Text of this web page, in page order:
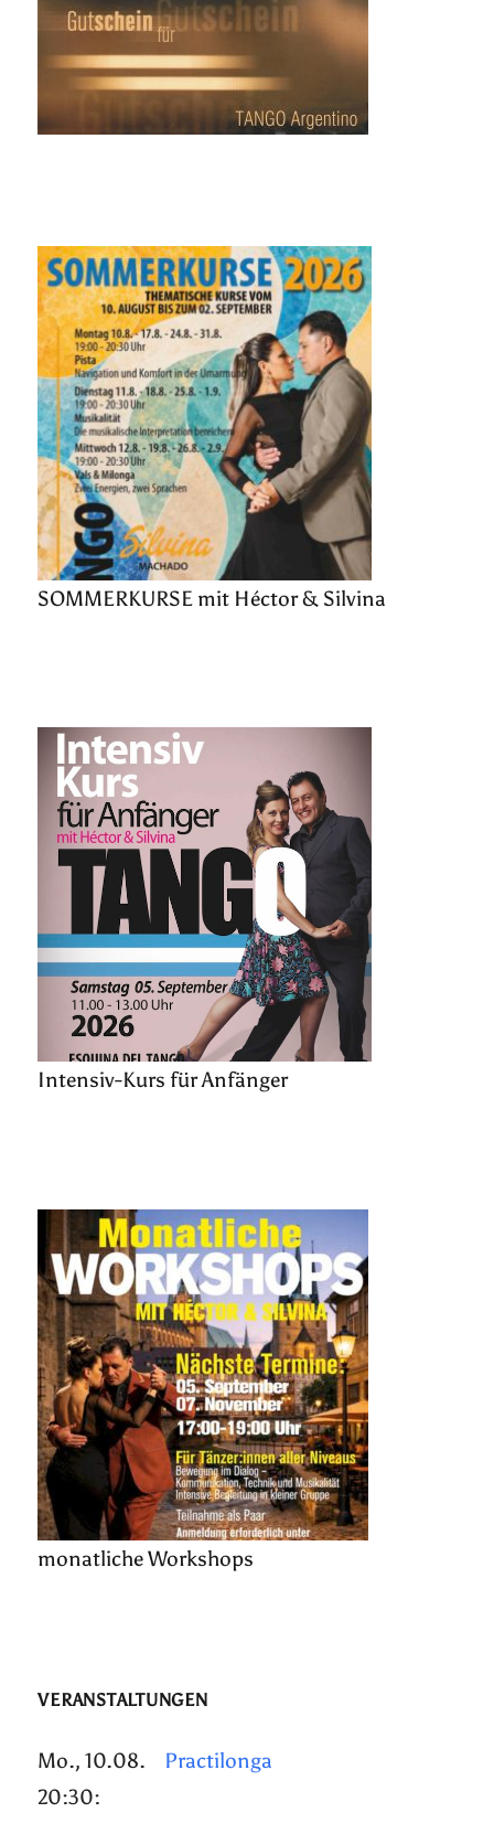
SOMMERKURSE mit Héctor & Silvina
Intensiv-Kurs für Anfänger
monatliche Workshops
VERANSTALTUNGEN
Mo., 10.08.
20:30:
Practilonga